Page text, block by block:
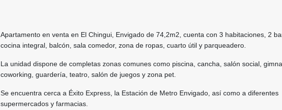
Apartamento en venta en El Chingui, Envigado de 74,2m2, cuenta con 3 habitaciones, 2
cocina integral, balcón, sala comedor, zona de ropas, cuarto útil y parqueadero.
La unidad dispone de completas zonas comunes como piscina, cancha, salón social,
coworking, guardería, teatro, salón de juegos y zona pet.
Se encuentra cerca a Éxito Express, la Estación de Metro Envigado, así como a diferentes
supermercados y farmacias.